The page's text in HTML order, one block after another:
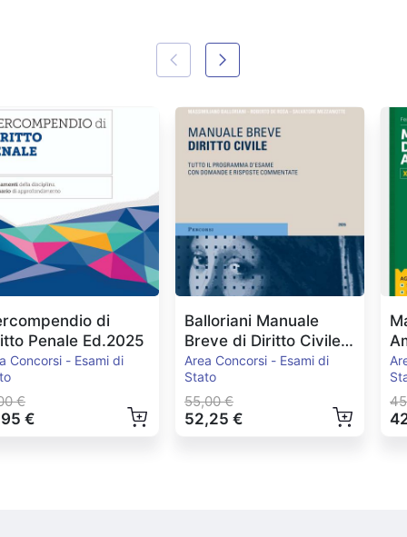
di
Penale Ed.2025
Concorsi - Esami di
€
€
Balloriani Manuale
Breve di Diritto Civile
Ed.2026
Area Concorsi - Esami di
Stato
55,00 €
52,25 €